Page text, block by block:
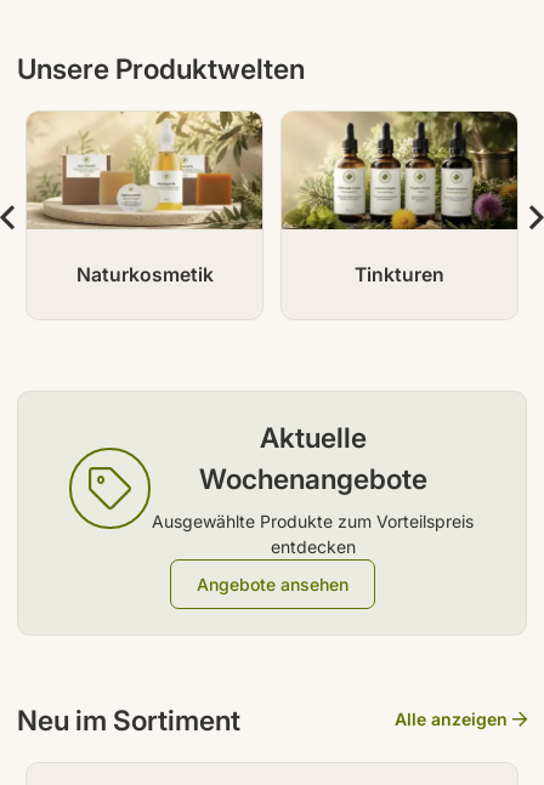
Neu im Sortiment Alle anzeigen
Aktuelle
Wochenangebote
Ausgewählte Produkte zum Vorteilspreis
entdecken
Angebote ansehen
Unsere Produktwelten
Naturkosmetik Tinkturen